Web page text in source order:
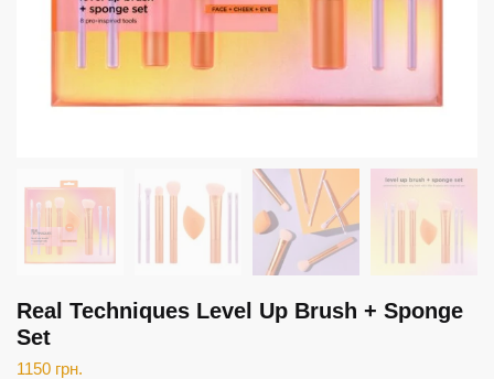
Real Techniques Level Up Brush + Sponge
Set
1150 грн.